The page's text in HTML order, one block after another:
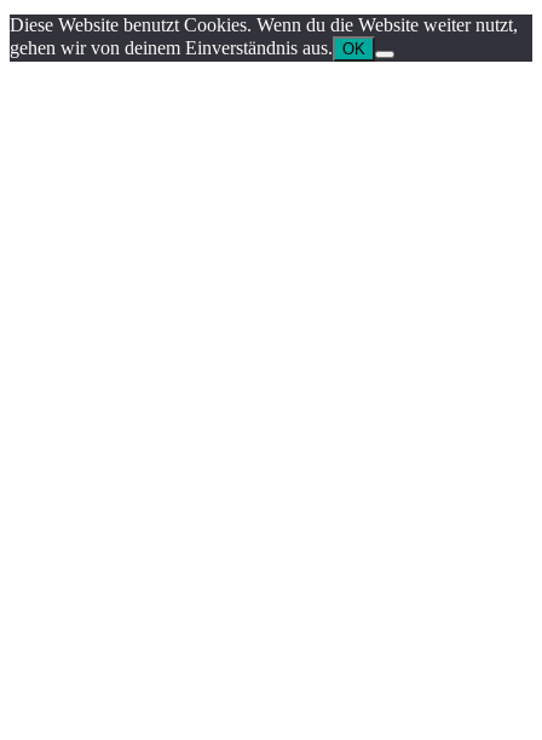
Diese Website benutzt Cookies. Wenn du die Website weiter nutzt,
gehen wir von deinem Einverständnis aus. OK